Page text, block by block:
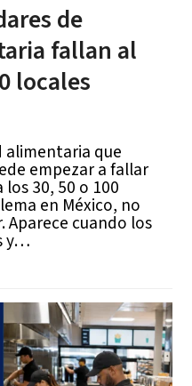
de
fallan al
locales
alimentaria que
empezar a fallar
30, 50 o 100
en México, no
Aparece cuando los
y…